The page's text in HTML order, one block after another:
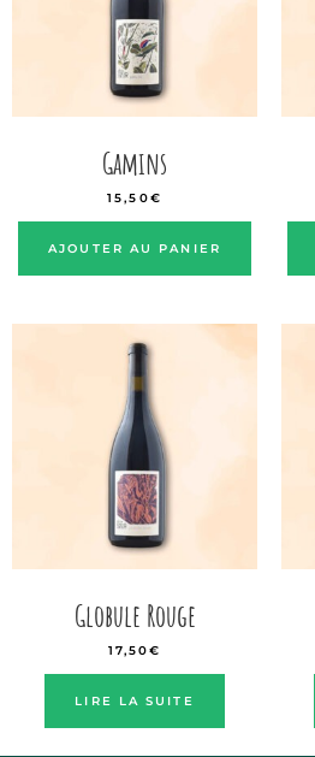
Gamins
15,50€
AJOUTER AU PANIER
Globule Rouge
17,50€
LIRE LA SUITE